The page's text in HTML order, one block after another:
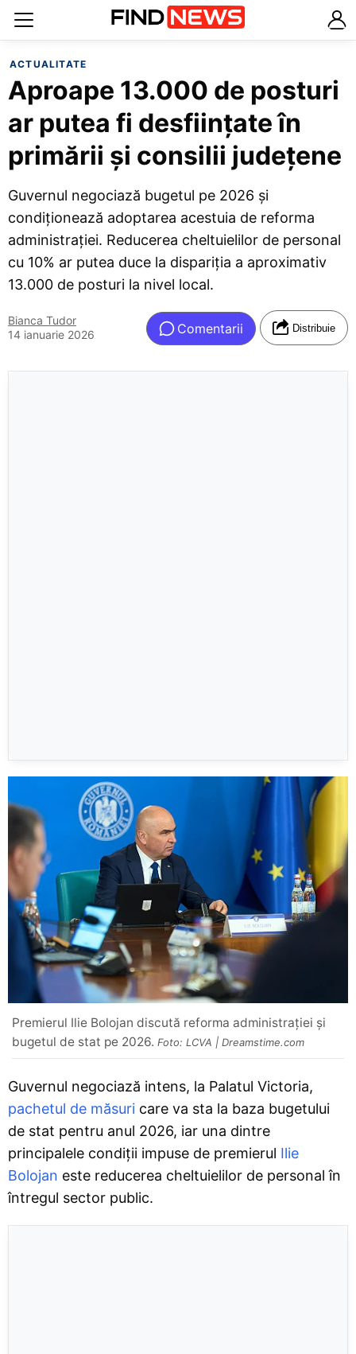
ACTUALITATE
Aproape 13.000 de posturi
ar putea fi desființate în
primării și consilii județene
Guvernul negociază bugetul pe 2026 și
condiționează adoptarea acestuia de reforma
administrației. Reducerea cheltuielilor de personal
cu 10% ar putea duce la dispariția a aproximativ
13.000 de posturi la nivel local.
Bianca Tudor
14 ianuarie 2026
Comentarii Distribuie
Premierul Ilie Bolojan discută reforma administrației și
bugetul de stat pe 2026. Foto: LCVA | Dreamstime.com
Guvernul negociază intens, la Palatul Victoria,
pachetul de măsuri care va sta la baza bugetului
de stat pentru anul 2026, iar una dintre
principalele condiții impuse de premierul Ilie
Bolojan este reducerea cheltuielilor de personal în
întregul sector public.